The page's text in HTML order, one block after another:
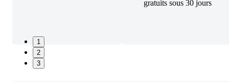
gratuits sous 30 jours
1
2
3